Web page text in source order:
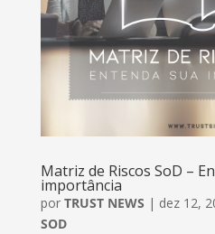
Matriz de Riscos SoD –
importância
por TRUST NEWS | dez 12,
SOD